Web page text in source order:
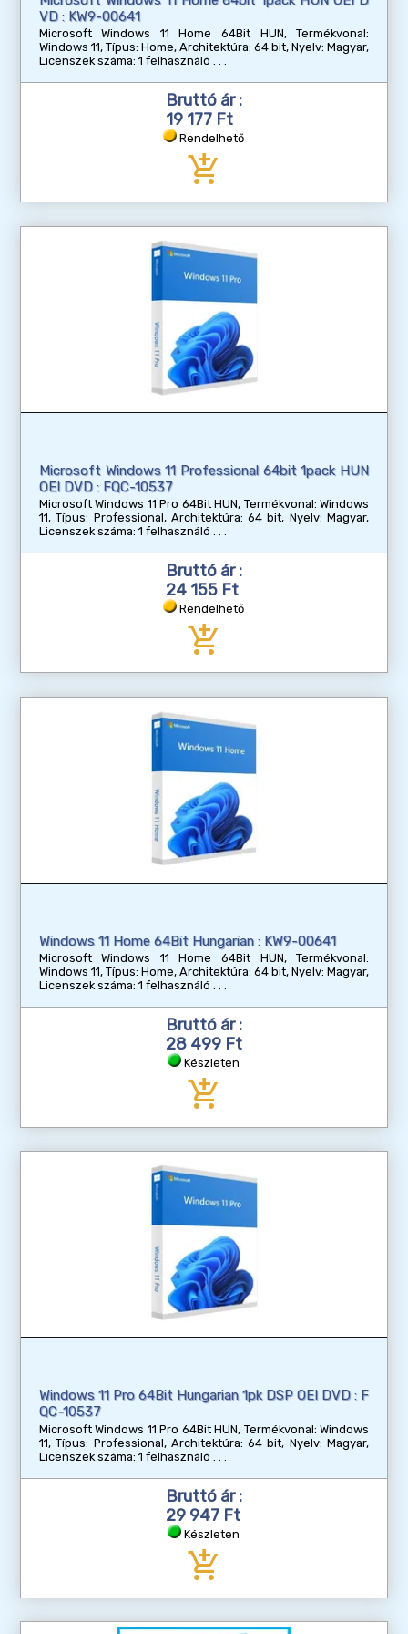
VD : KW9-00641
Microsoft Windows 11 Home 64Bit HUN, Termékvonal:
Windows 11, Típus: Home, Architektúra: 64 bit, Nyelv: Magyar,
Licenszek száma: 1 felhasználó
Bruttó ár :
19 177 Ft
Rendelhető
add_shopping_cart
Microsoft Windows 11 Professional 64bit 1pack HUN
OEI DVD : FQC-10537
Microsoft Windows 11 Pro 64Bit HUN, Termékvonal: Windows
11, Típus: Professional, Architektúra: 64 bit, Nyelv: Magyar,
Licenszek száma: 1 felhasználó
Bruttó ár :
24 155 Ft
Rendelhető
add_shopping_cart
Windows 11 Home 64Bit Hungarian : KW9-00641
Microsoft Windows 11 Home 64Bit HUN, Termékvonal:
Windows 11, Típus: Home, Architektúra: 64 bit, Nyelv: Magyar,
Licenszek száma: 1 felhasználó
Bruttó ár :
28 499 Ft
Készleten
add_shopping_cart
Windows 11 Pro 64Bit Hungarian 1pk DSP OEI DVD : F
QC-10537
Microsoft Windows 11 Pro 64Bit HUN, Termékvonal: Windows
11, Típus: Professional, Architektúra: 64 bit, Nyelv: Magyar,
Licenszek száma: 1 felhasználó
Bruttó ár :
29 947 Ft
Készleten
add_shopping_cart